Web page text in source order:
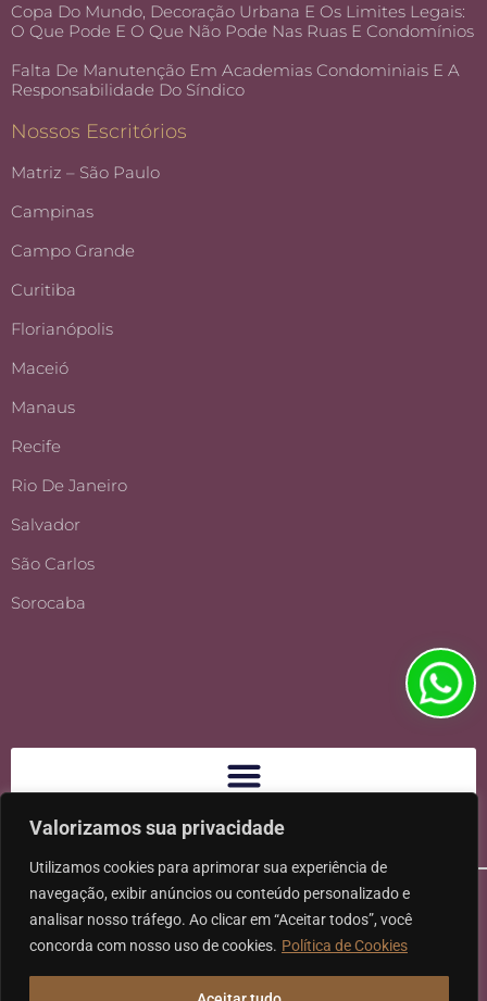
Valorizamos sua privacidade
Utilizamos cookies para aprimorar sua experiência de
navegação, exibir anúncios ou conteúdo personalizado e
analisar nosso tráfego. Ao clicar em “Aceitar todos”, você
concorda com nosso uso de cookies. Política de Cookies
Copa Do Mundo, Decoração Urbana E Os Limites Legais:
O Que Pode E O Que Não Pode Nas Ruas E Condomínios
Falta De Manutenção Em Academias Condominiais E A
Responsabilidade Do Síndico
Nossos Escritórios
Matriz – São Paulo
Campinas
Campo Grande
Curitiba
Florianópolis
Maceió
Manaus
Recife
Rio De Janeiro
Salvador
São Carlos
Sorocaba
Ⓒ 2026 - Todos os direitos reservados à Karpat Sociedade de